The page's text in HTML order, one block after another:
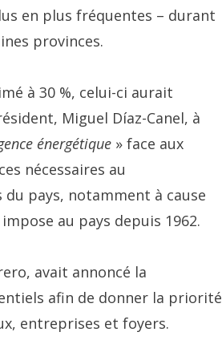
en plus fréquentes – durant
provinces.
à 30 %, celui-ci aurait
Miguel Díaz-Canel, à
énergétique » face aux
nécessaires au
pays, notamment à cause
au pays depuis 1962.
avait annoncé la
afin de donner la priorité
entreprises et foyers.